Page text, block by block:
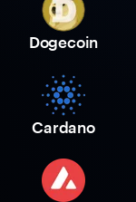
Dogecoin
Cardano